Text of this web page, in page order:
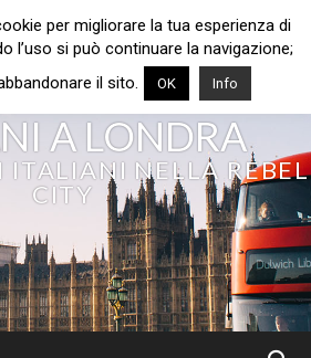
A LONDRA
ITALIANI NELLA REBEL
CITY
per migliorare la tua esperienza di
l’uso si può continuare la navigazione;
il sito.
OK Info